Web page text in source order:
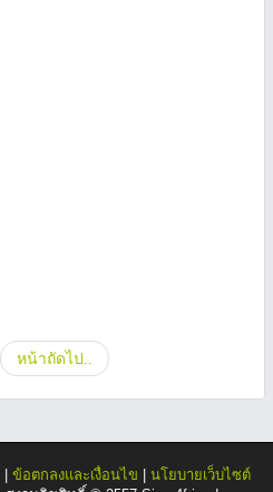
หน้าถัดไป..
ข้อตกลงและเงื่อนไข
นโยบายเว็บไซต์